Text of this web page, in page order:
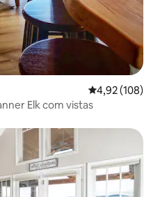
Classificação
4,92 (108)
Elk com vistas
apreciados